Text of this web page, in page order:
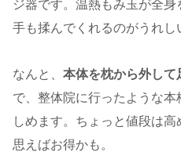
ジ器です。温熱もみ玉が全身
手も揉んでくれるのがうれし
なんと、 本体を枕から外して
で、整体院に行ったような
しめます。ちょっと値段は
思えばお得かも。